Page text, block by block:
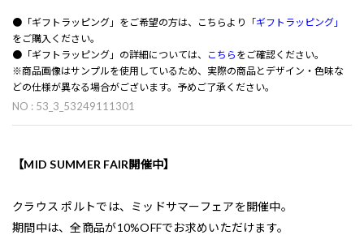
●「ギフトラッピング」をご希望の方は、こちらより
「ギフトラッピング」
をご購入ください。
●「ギフトラッピング」の詳細については、
こちら をご確認ください。
※商品画像はサンプルを使用しているため、実際の商品とデザイン・色味な
どの仕様が異なる場合がございます。予めご了承ください。
NO : 53_3_53249111301
【MID SUMMER FAIR開催中】
クラウス ポルトでは、ミッドサマーフェアを開催中。
期間中は、全商品が10%OFFでお求めいただけます。